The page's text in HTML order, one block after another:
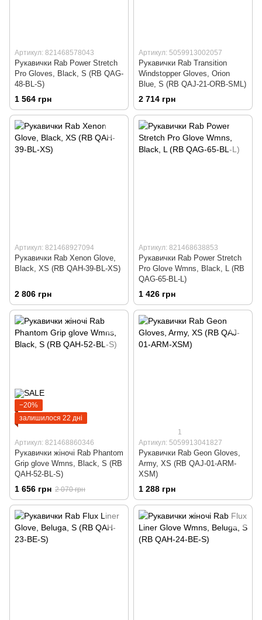
Артикул: 821468578043
Рукавички Rab Power Stretch
Pro Gloves, Black, S (RB QAG-
48-BL-S)
1 564 грн
Артикул: 5059913002057
Рукавички Rab Transition
Windstopper Gloves, Orion
Blue, S (RB QAJ-21-ORB-SML)
2 714 грн
Артикул: 821468927094
Рукавички Rab Xenon Glove,
Black, XS (RB QAH-39-BL-XS)
2 806 грн
Артикул: 821468638853
Рукавички Rab Power Stretch
Pro Glove Wmns, Black, L (RB
QAG-65-BL-L)
1 426 грн
−20%
залишилося 22 дні
Артикул: 821468860346
Рукавички жіночі Rab Phantom
Grip glove Wmns, Black, S (RB
QAH-52-BL-S)
1 656 грн 2 070 грн
1
Артикул: 5059913041827
Рукавички Rab Geon Gloves,
Army, XS (RB QAJ-01-ARM-
XSM)
1 288 грн